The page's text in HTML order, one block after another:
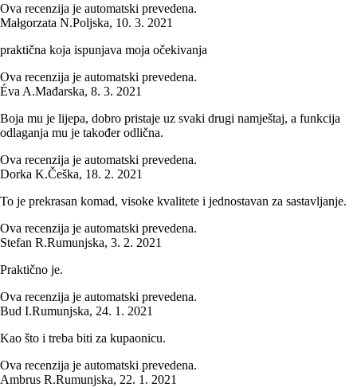
Ova recenzija je automatski prevedena.
Małgorzata N.Poljska, 10. 3. 2021
praktična koja ispunjava moja očekivanja
Ova recenzija je automatski prevedena.
Éva A.Mađarska, 8. 3. 2021
Boja mu je lijepa, dobro pristaje uz svaki drugi namještaj, a funkcija
odlaganja mu je također odlična.
Ova recenzija je automatski prevedena.
Dorka K.Češka, 18. 2. 2021
To je prekrasan komad, visoke kvalitete i jednostavan za sastavljanje.
Ova recenzija je automatski prevedena.
Stefan R.Rumunjska, 3. 2. 2021
Praktično je.
Ova recenzija je automatski prevedena.
Bud I.Rumunjska, 24. 1. 2021
Kao što i treba biti za kupaonicu.
Ova recenzija je automatski prevedena.
Ambrus R.Rumunjska, 22. 1. 2021